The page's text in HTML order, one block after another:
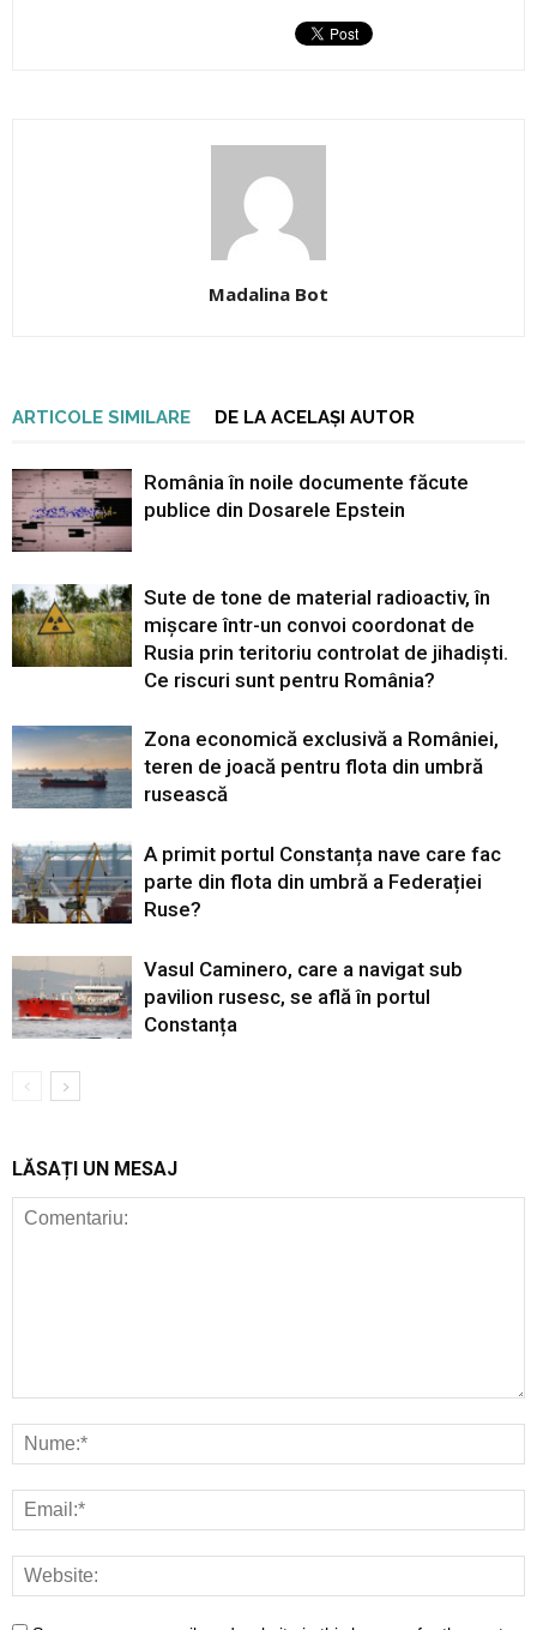
Madalina Bot
ARTICOLE SIMILARE DE LA ACELAȘI AUTOR
România în noile documente făcute
publice din Dosarele Epstein
Sute de tone de material radioactiv, în
mișcare într-un convoi coordonat de
Rusia prin teritoriu controlat de jihadiști.
Ce riscuri sunt pentru România?
Zona economică exclusivă a României,
teren de joacă pentru flota din umbră
rusească
A primit portul Constanța nave care fac
parte din flota din umbră a Federației
Ruse?
Vasul Caminero, care a navigat sub
pavilion rusesc, se află în portul
Constanța
LĂSAȚI UN MESAJ